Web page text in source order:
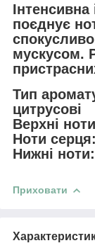
поєднує
мускусом.
Тип
цитрусові
Верхні
Ноти
Нижні
Приховати